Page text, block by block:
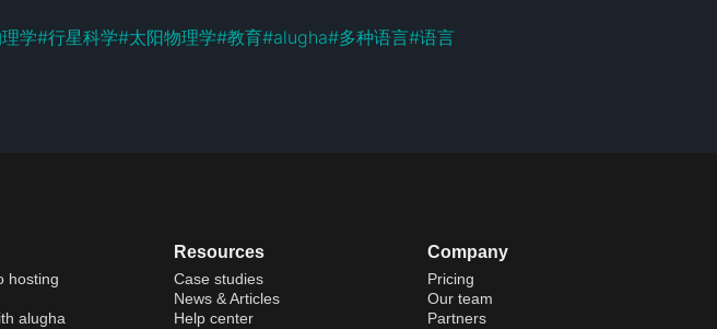
学#行星科学#太阳物理学#教育#alugha#多种语言#语言
hosting
alugha
Resources
Case studies
News & Articles
Help center
Company
Pricing
Our team
Partners